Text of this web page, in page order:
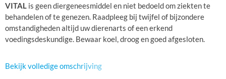
VITAL is geen diergeneesmiddel en niet bedoeld om ziekten te
behandelen of te genezen. Raadpleeg bij twijfel of bijzondere
omstandigheden altijd uw dierenarts of een erkend
voedingsdeskundige. Bewaar koel, droog en goed afgesloten.
Bekijk volledige omschrijving